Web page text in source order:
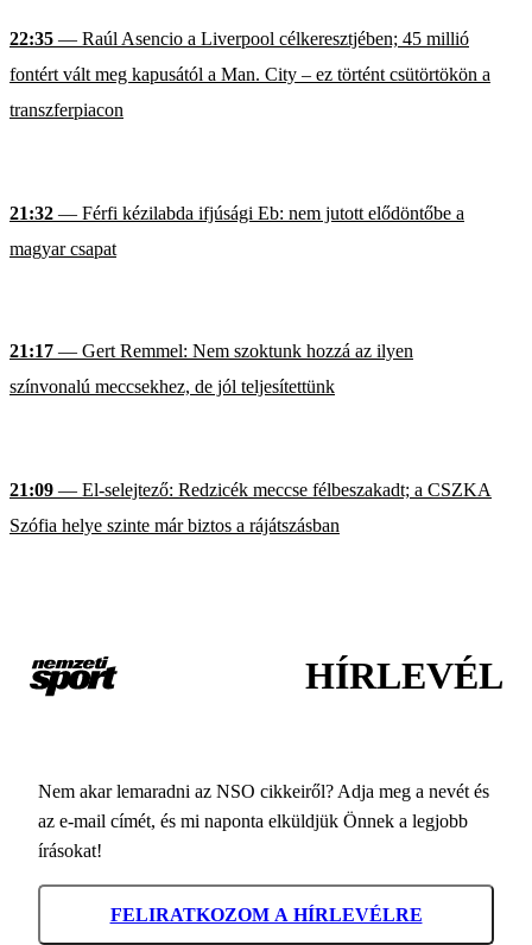
22:35 — Raúl Asencio a Liverpool célkeresztjében; 45 millió
fontért vált meg kapusától a Man. City – ez történt csütörtökön a
transzferpiacon
21:32 — Férfi kézilabda ifjúsági Eb: nem jutott elődöntőbe a
magyar csapat
21:17 — Gert Remmel: Nem szoktunk hozzá az ilyen
színvonalú meccsekhez, de jól teljesítettünk
21:09 — El-selejtező: Redzicék meccse félbeszakadt; a CSZKA
Szófia helye szinte már biztos a rájátszásban
HÍRLEVÉL
Nem akar lemaradni az NSO cikkeiről? Adja meg a nevét és
az e-mail címét, és mi naponta elküldjük Önnek a legjobb
írásokat!
FELIRATKOZOM A HÍRLEVÉLRE